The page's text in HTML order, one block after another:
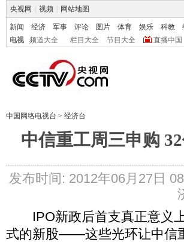
央视网 视频 网站地图
新闻 经济 军事 评论 图片 体育 娱乐 科教
电视
频道大全 栏目大全 节目大全 直播中国
中国网络电视台 > 经济台
中信重工周三申购
发布时间: 2012年06月27日
IPO新政后首支真正意义上
式的新股——这些光环让中信